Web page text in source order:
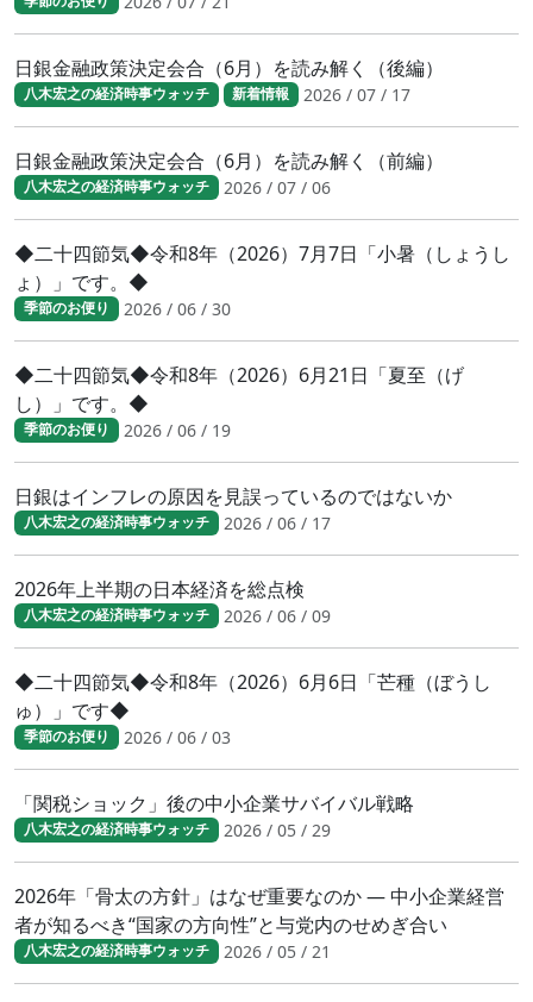
日銀金融政策決定会合（6月）を読み解く（後編）
八木宏之の経済時事ウォッチ 新着情報 2026 / 07 / 17
日銀金融政策決定会合（6月）を読み解く（前編）
八木宏之の経済時事ウォッチ 2026 / 07 / 06
◆二十四節気◆令和8年（2026）7月7日「小暑（しょうし
ょ）」です。◆
季節のお便り 2026 / 06 / 30
◆二十四節気◆令和8年（2026）6月21日「夏至（げ
し）」です。◆
季節のお便り 2026 / 06 / 19
日銀はインフレの原因を見誤っているのではないか
八木宏之の経済時事ウォッチ 2026 / 06 / 17
2026年上半期の日本経済を総点検
八木宏之の経済時事ウォッチ 2026 / 06 / 09
◆二十四節気◆令和8年（2026）6月6日「芒種（ぼうし
ゅ）」です◆
季節のお便り 2026 / 06 / 03
「関税ショック」後の中小企業サバイバル戦略
八木宏之の経済時事ウォッチ 2026 / 05 / 29
2026年「骨太の方針」はなぜ重要なのか ― 中小企業経営
者が知るべき“国家の方向性”と与党内のせめぎ合い
八木宏之の経済時事ウォッチ 2026 / 05 / 21